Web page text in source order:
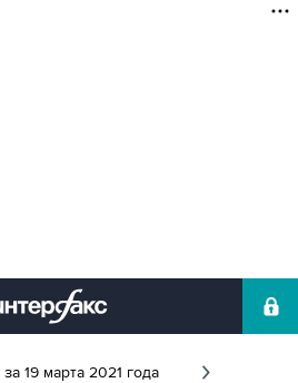
за 19 марта 2021 года